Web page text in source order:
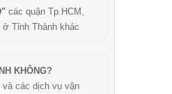
các quận Tp.HCM,
ở Tỉnh Thành khác
KHÔNG?
các dịch vụ vận